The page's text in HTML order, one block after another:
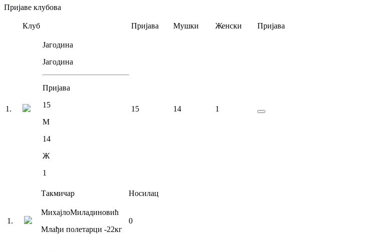
Пријаве клубова
Клуб Пријава Мушки Женски Пријава
1 .
Јагодина
Јагодина
Пријава
15
М
14
Ж
1
15 14 1
Такмичар Носилац
1 .
МихајлоМиладиновић
Млађи полетарци -22кг
0